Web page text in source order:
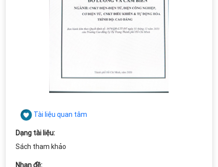
Tài liệu quan tâm
Dạng tài liệu:
Sách tham khảo
Nhan đề: